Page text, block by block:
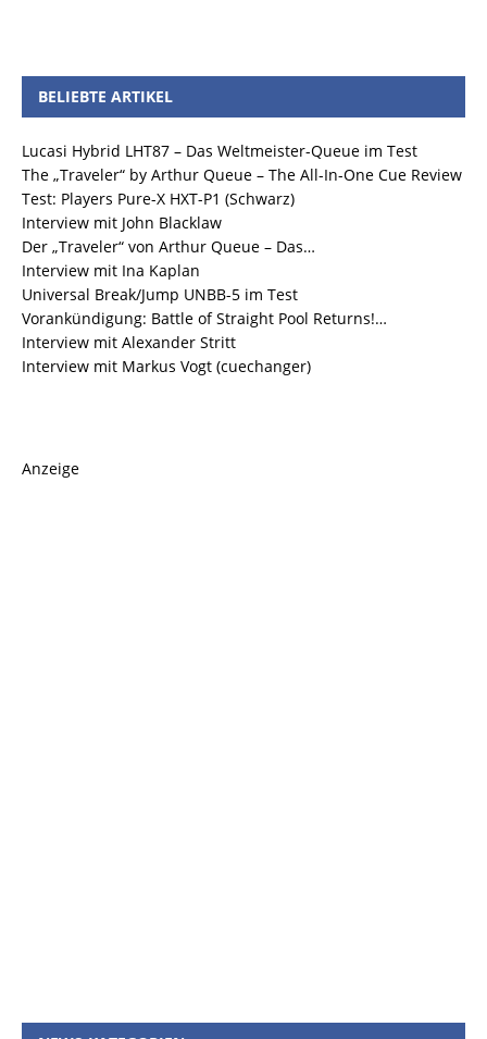
BELIEBTE ARTIKEL
Lucasi Hybrid LHT87 – Das Weltmeister-Queue im Test
The „Traveler“ by Arthur Queue – The All-In-One Cue Review
Test: Players Pure-X HXT-P1 (Schwarz)
Interview mit John Blacklaw
Der „Traveler“ von Arthur Queue – Das…
Interview mit Ina Kaplan
Universal Break/Jump UNBB-5 im Test
Vorankündigung: Battle of Straight Pool Returns!…
Interview mit Alexander Stritt
Interview mit Markus Vogt (cuechanger)
Anzeige